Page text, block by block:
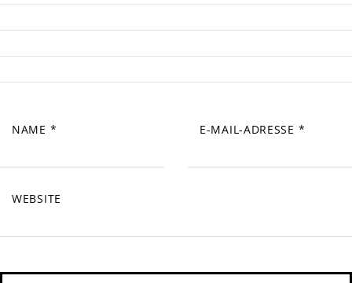
NAME * E-MAIL-ADRESSE *
WEBSITE